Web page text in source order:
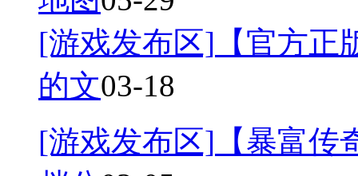
[游戏发布区] 【官方
的文03-18
[游戏发布区] 【暴富